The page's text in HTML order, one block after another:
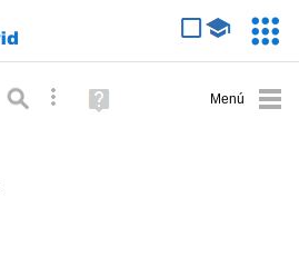
Búsqueda avanzada
Ayuda
(en